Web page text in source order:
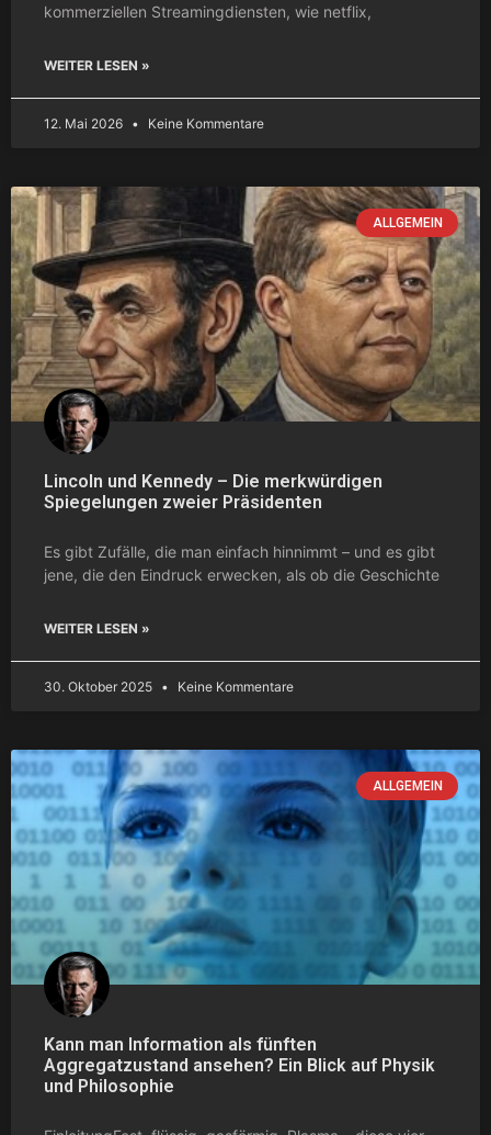
kommerziellen Streamingdiensten, wie netflix,
WEITER LESEN »
12. Mai 2026 Keine Kommentare
ALLGEMEIN
Lincoln und Kennedy – Die merkwürdigen
Spiegelungen zweier Präsidenten
Es gibt Zufälle, die man einfach hinnimmt – und es gibt
jene, die den Eindruck erwecken, als ob die Geschichte
WEITER LESEN »
30. Oktober 2025 Keine Kommentare
ALLGEMEIN
Kann man Information als fünften
Aggregatzustand ansehen? Ein Blick auf Physik
und Philosophie